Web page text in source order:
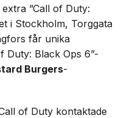
”Call of Duty:
i Stockholm, Torggata
får unika
Duty: Black Ops 6”-
Burgers-
of Duty kontaktade